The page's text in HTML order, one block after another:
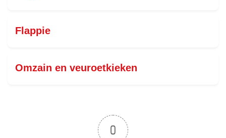
Flappie
Omzain en veuroetkieken
0